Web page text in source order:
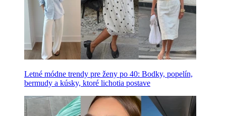
Letné módne trendy pre ženy po 40: Bodky, popelín,
bermudy a kúsky, ktoré lichotia postave